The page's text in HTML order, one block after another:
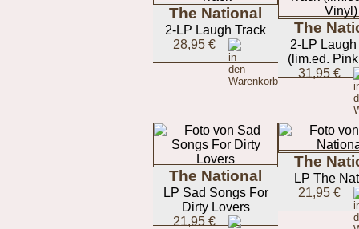
The National
2-LP Laugh Track
28,95 €
The
2-LP Laugh
(lim.ed.
31,95 €
The National
LP Sad Songs For
Dirty Lovers
21,95 €
The
LP The
21,95 €